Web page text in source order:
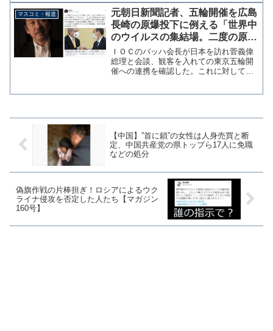
副部長が陽性 新型コロナ ｜ 共同通信
共同通信社は19日、...
マスコミ・報道
元朝日新聞記者、五輪開催を広島
長崎の原爆投下に例える「世界中
のウイルスの集結場。二度の原爆
同様歴史に残る」
ＩＯＣのバッハ会長が日本を訪れ菅義偉
総理と会談、観客を入れての東京五輪開
催への連携を確認した。これに対して元
【中国】”首に鎖”の女性は人身売買と断
定、中国共産党の県トップら17人に免職
などの処分
偽旗作戦の片棒担ぎ！ロシアによるウク
ライナ侵攻を否定した人たち【マガジン
160号】